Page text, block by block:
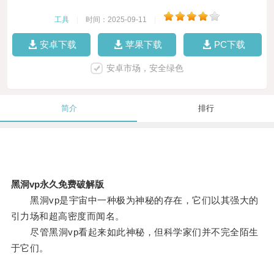
工具 时间：2025-09-11
安卓下载 苹果下载 PC下载
安卓市场，安全绿色
简介 排行
黑洞vp永久免费破解版
黑洞vp是宇宙中一种极为神秘的存在，它们以其强大的
引力场和超高密度而闻名。
尽管黑洞vp看起来如此神秘，但科学家们并不完全陌生
于它们。